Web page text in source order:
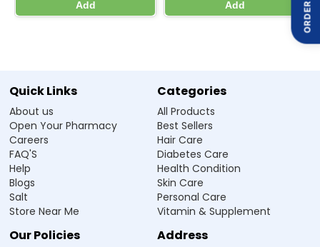
எடுத்துக்கொள்ளலாமா?
Q2. Onoctone 25 Tablet‑க்கு ஏதேனும் தீவிர பக்க
விளைவுகள் உள்ளனவா?
Q3. எனக்கு சிறுநீரக பிரச்சனை இருந்தால் Onoctone 25
Tablet பயன்படுத்தலாமா?
Q4. நான் எவ்வளவு காலம் Onoctone 25 Tablet
எடுத்துக்கொள்ள வேண்டும்?
வாங்கலாமா?
Add Add
Quick Links
About us
Open Your Pharmacy
Careers
FAQ'S
Help
Blogs
Salt
Store Near Me
Categories
All Products
Best Sellers
Hair Care
Diabetes Care
Health Condition
Skin Care
Personal Care
Vitamin & Supplement
Our Policies Address